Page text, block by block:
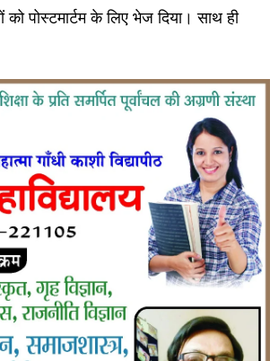
पोस्टमार्टम के लिए भेज दिया। साथ ही